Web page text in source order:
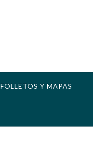
FOLLETOS Y MAPAS